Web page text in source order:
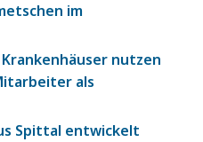
im
nutzen
als
Spittal entwickelt